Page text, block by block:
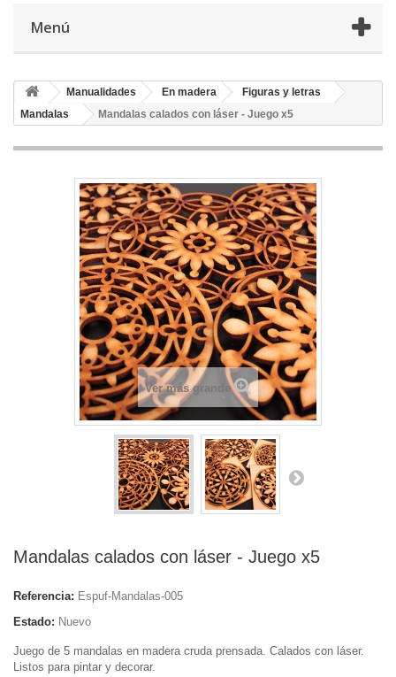
Menú
Manualidades En madera
Figuras y letras
Mandalas
Mandalas calados con láser - Juego x5
Ver más grande
Mandalas calados con láser - Juego x5
Referencia: Espuf-Mandalas-005
Estado: Nuevo
Juego de 5 mandalas en madera cruda prensada. Calados con láser.
Listos para pintar y decorar.